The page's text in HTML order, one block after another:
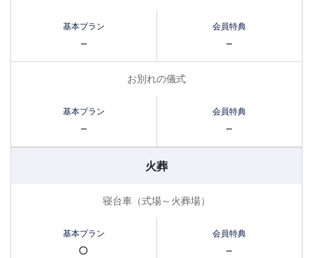
– –
お別れの儀式
– –
火葬
寝台車（式場～火葬場）
○ –